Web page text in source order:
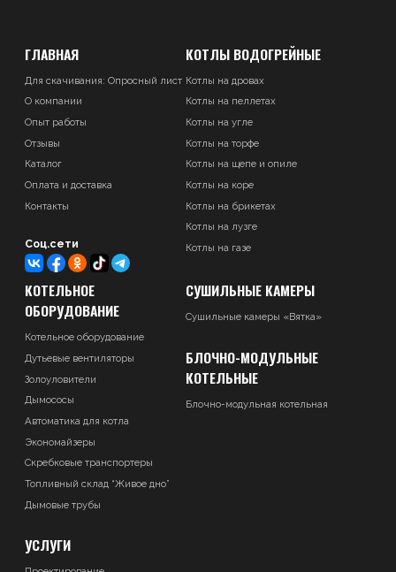
ГЛАВНАЯ
Для скачивания: Опросный лист
О компании
Опыт работы
Отзывы
Каталог
Оплата и доставка
Контакты
Соц.сети
КОТЛЫ ВОДОГРЕЙНЫЕ
Котлы на дровах
Котлы на пеллетах
Котлы на угле
Котлы на торфе
Котлы на щепе и опиле
Котлы на коре
Котлы на брикетах
Котлы на лузге
Котлы на газе
КОТЕЛЬНОЕ
ОБОРУДОВАНИЕ
Котельное оборудование
Дутьевые вентиляторы
Золоуловители
Дымососы
Автоматика для котла
Экономайзеры
Скребковые транспортеры
Топливный склад “Живое дно”
Дымовые трубы
СУШИЛЬНЫЕ КАМЕРЫ
Сушильные камеры «Вятка»
БЛОЧНО-МОДУЛЬНЫЕ
КОТЕЛЬНЫЕ
Блочно-модульная котельная
УСЛУГИ